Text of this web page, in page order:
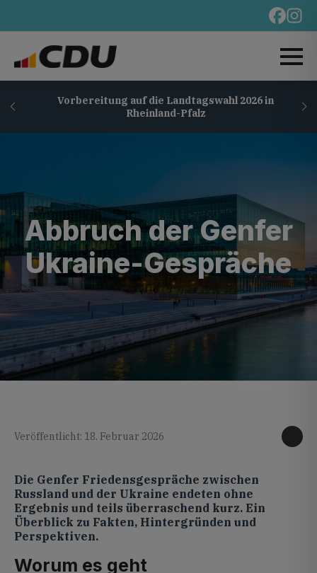
Vorbereitung auf die Landtagswahl 2026 in
Rheinland-Pfalz
Abbruch der Genfer
Ukraine-Gespräche
Veröffentlicht: 18. Februar 2026
Die Genfer Friedensgespräche zwischen
Russland und der Ukraine endeten ohne
Ergebnis und teils überraschend kurz. Ein
Überblick zu Fakten, Hintergründen und
Perspektiven.
Worum es geht